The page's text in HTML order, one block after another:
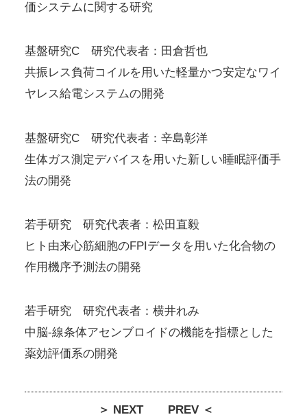
価システムに関する研究
基盤研究C 研究代表者：田倉哲也
共振レス負荷コイルを用いた軽量かつ安定なワイ
ヤレス給電システムの開発
基盤研究C 研究代表者：辛島彰洋
生体ガス測定デバイスを用いた新しい睡眠評価手
法の開発
若手研究 研究代表者：松田直毅
ヒト由来心筋細胞のFPIデータを用いた化合物の
作用機序予測法の開発
若手研究 研究代表者：横井れみ
中脳-線条体アセンブロイドの機能を指標とした
薬効評価系の開発
＞ NEXT PREV ＜